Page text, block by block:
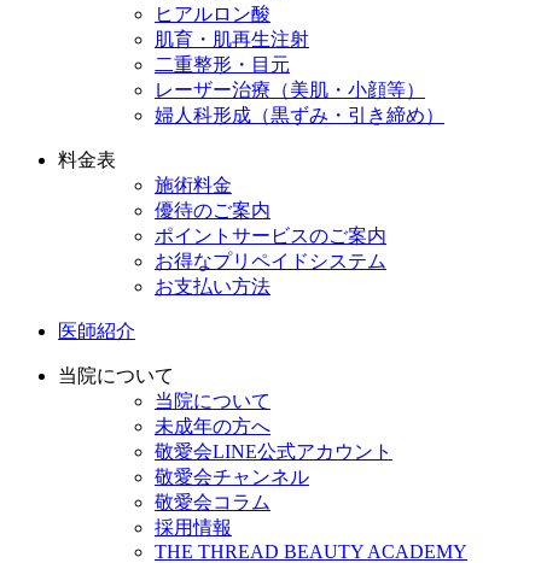
ヒアルロン酸
肌育・肌再生注射
二重整形・目元
レーザー治療（美肌・小顔等）
婦人科形成（黒ずみ・引き締め）
料金表
施術料金
優待のご案内
ポイントサービスのご案内
お得なプリペイドシステム
お支払い方法
医師紹介
当院について
当院について
未成年の方へ
敬愛会LINE公式アカウント
敬愛会チャンネル
敬愛会コラム
採用情報
THE THREAD BEAUTY ACADEMY